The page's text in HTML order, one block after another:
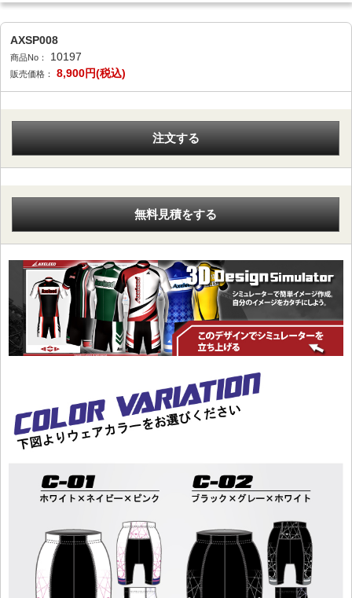
AXSP008
商品No： 10197
販売価格： 8,900円(税込)
注文する
無料見積をする